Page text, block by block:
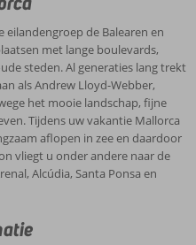
de Balearen en
met lange boulevards,
steden. Al generaties lang trekt
als Andrew Lloyd-Webber,
het mooie landschap, fijne
Tijdens uw vakantie Mallorca
aflopen in zee en daardoor
vliegt u onder andere naar de
Alcúdia, Santa Ponsa en